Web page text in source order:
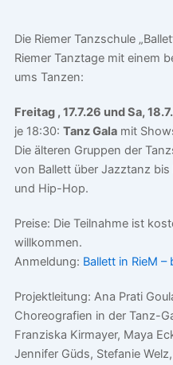
Die Riemer Tanzschule
Riemer Tanztage mit einem
ums Tanzen:
Freitag , 17.7.26 und Sa,
je 18:30: Tanz Galamit
Die älteren Gruppen der
von Ballett über Jazztanz
und Hip-Hop.
Preise: Die Teilnahme ist
willkommen.
Anmeldung: Ballett in RieM
Projektleitung: Ana Prati
Choreografien in der Tanz-
Franziska Kirmayer, Maya
Jennifer Güds, Stefanie